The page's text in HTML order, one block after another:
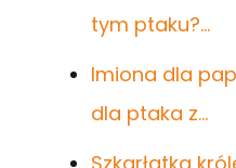
tym ptaku?…
Imiona dla
dla ptaka z…